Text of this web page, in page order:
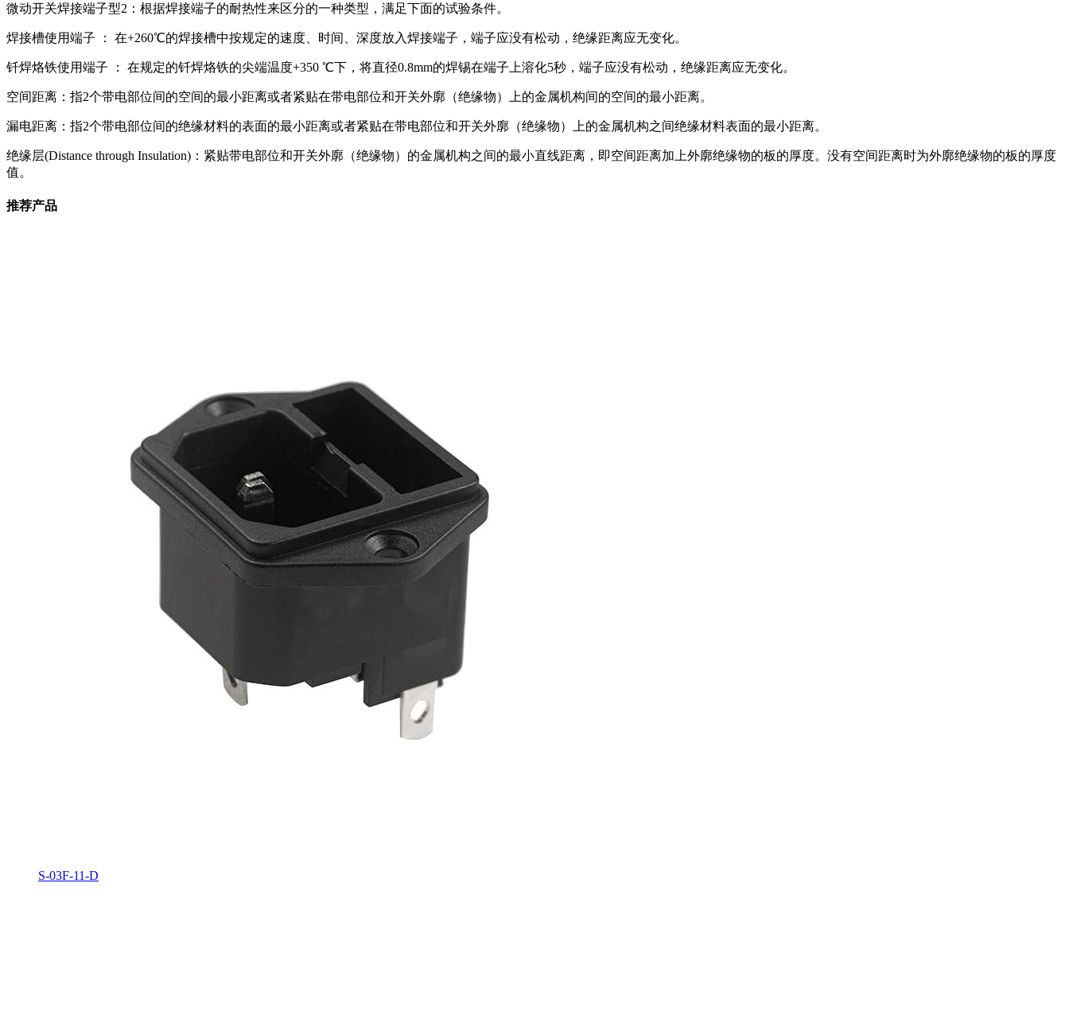
微动开关焊接端子型2：根据焊接端子的耐热性来区分的一种类型，满足下面的试验条件。
焊接槽使用端子 ： 在+260℃的焊接槽中按规定的速度、时间、深度放入焊接端子，端子应没有松动，绝缘距离应无变化。
钎焊烙铁使用端子 ： 在规定的钎焊烙铁的尖端温度+350 ℃下，将直径0.8mm的焊锡在端子上溶化5秒，端子应没有松动，绝缘距离应无变化。
空间距离：指2个带电部位间的空间的最小距离或者紧贴在带电部位和开关外廓（绝缘物）上的金属机构间的空间的最小距离。
漏电距离：指2个带电部位间的绝缘材料的表面的最小距离或者紧贴在带电部位和开关外廓（绝缘物）上的金属机构之间绝缘材料表面的最小距离。
绝缘层(Distance through Insulation)：紧贴带电部位和开关外廓（绝缘物）的金属机构之间的最小直线距离，即空间距离加上外廓绝缘物的板的厚度。没有空间距离时为外廓绝缘物的板的厚度
值。
推荐产品
S-03F-11-D